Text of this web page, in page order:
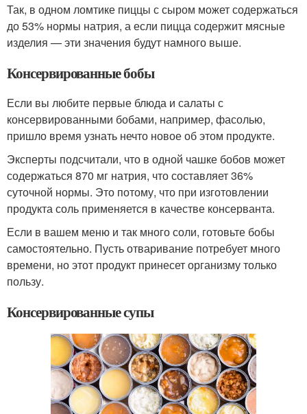
Так, в одном ломтике пиццы с сыром может содержаться
до 53% нормы натрия, а если пицца содержит мясные
изделия — эти значения будут намного выше.
Консервированные бобы
Если вы любите первые блюда и салаты с
консервированными бобами, например, фасолью,
пришло время узнать нечто новое об этом продукте.
Эксперты подсчитали, что в одной чашке бобов может
содержаться 870 мг натрия, что составляет 36%
суточной нормы. Это потому, что при изготовлении
продукта соль применяется в качестве консерванта.
Если в вашем меню и так много соли, готовьте бобы
самостоятельно. Пусть отваривание потребует много
времени, но этот продукт принесет организму только
пользу.
Консервированные супы